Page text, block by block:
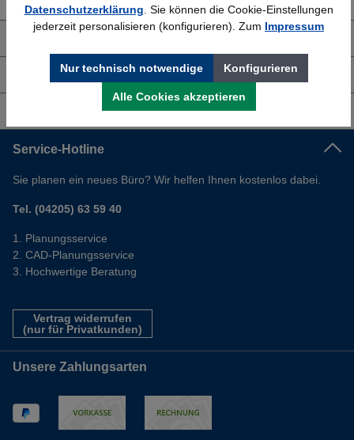
Shop Service
Service-Hotline
Sie planen ein neues Büro? Wir helfen Ihnen kostenlos dabei.
Tel. (04205) 63 59 40
Planungsservice
CAD-Planungsservice
Hochwertige Beratung
Vertrag widerrufen
(nur für Privatkunden)
Unsere Zahlungsarten
Datenschutzerklärung . Sie können die Cookie-Einstellungen
jederzeit personalisieren (konfigurieren). Zum Impressum
Nur technisch notwendige Konfigurieren
Alle Cookies akzeptieren